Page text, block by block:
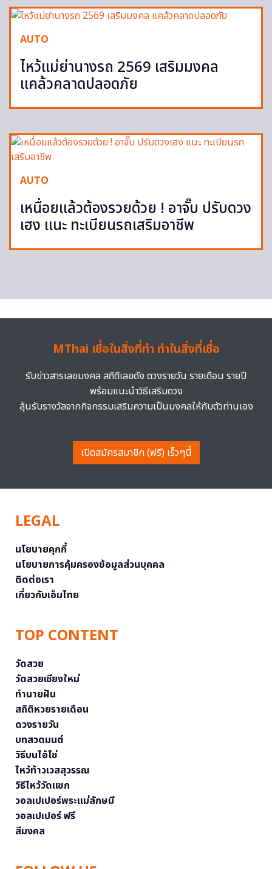
AUTO
ไหว้แม่ย่านางรถ 2569 เสริมมงคล
แคล้วคลาดปลอดภัย
AUTO
เหนื่อยแล้วต้องรวยด้วย ! อาจั๊บ ปรับดวง
เฮง แนะ ทะเบียนรถเสริมอาชีพ
MThai เชื่อในสิ่งที่ทำ ทำในสิ่งที่เชื่อ
รับข่าวสารเลขมงคล สถิติเลขดัง ดวงรายวัน รายเดือน รายปี
พร้อมแนะนำวิธีเสริมดวง
ลุ้นรับรางวัลจากกิจกรรมเสริมความเป็นมงคลให้กับตัวท่านเอง
เปิดสมัครสมาชิก (ฟรี) เร็วๆนี้
LEGAL
นโยบายคุกกี้
นโยบายการคุ้มครองข้อมูลส่วนบุคคล
ติดต่อเรา
เกี่ยวกับเอ็มไทย
TOP CONTENT
วัดสวย
วัดสวยเชียงใหม่
ทำนายฝัน
สถิติหวยรายเดือน
ดวงรายวัน
บทสวดมนต์
วิธีบนไอ้ไข่
ไหว้ท้าวเวสสุวรรณ
วิธีไหว้วัดแขก
วอลเปเปอร์พระแม่ลักษมี
วอลเปเปอร์ ฟรี
สีมงคล